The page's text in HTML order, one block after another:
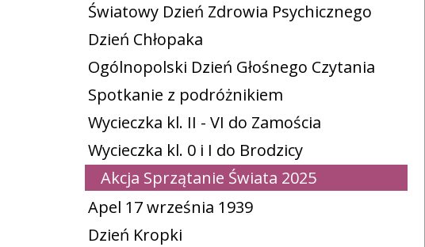
Światowy Dzień Zdrowia Psychicznego
Dzień Chłopaka
Ogólnopolski Dzień Głośnego Czytania
Spotkanie z podróżnikiem
Wycieczka kl. II - VI do Zamościa
Wycieczka kl. 0 i I do Brodzicy
Akcja Sprzątanie Świata 2025
Apel 17 września 1939
Dzień Kropki